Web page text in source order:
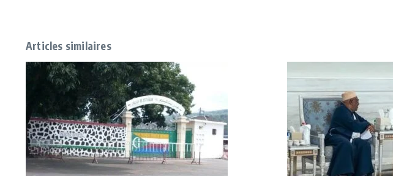
Articles similaires